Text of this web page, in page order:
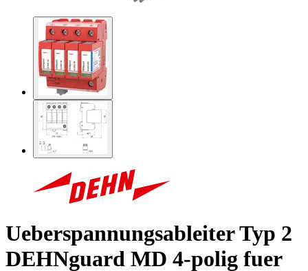
Ueberspannungsableiter Typ 2
DEHNguard MD 4-polig fuer